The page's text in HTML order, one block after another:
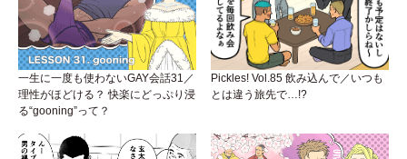
一生に一度も使わないGAY会話31／
理性がほどける？ 快楽にどっぷり浸
る“gooning”って？
Pickles! Vol.85 飲み込んで／いつも
とは違う旅先で…!?